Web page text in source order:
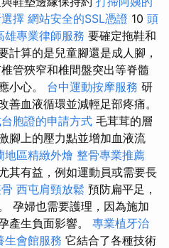
擇 網站安全的SSL憑證 10 頭
雄專業律師服務 要確定拖鞋和
計算的是兒童腳還是成人腳，
管狹窄和椎間盤突出等脊髓
小心。 台中運動按摩服務 研
善血液循環並減輕足部疼痛。
胞證的申請方式 毛茸茸的層
腳上的壓力點並增加血液流
地區精緻外燴 整骨專業推薦
其有益，例如運動員或需要長
西屯肩頸放鬆 預防扁平足，
孕婦也需要護理，因為施加
產生負面影響。 專業植牙治
生會館服務 它結合了各種技術